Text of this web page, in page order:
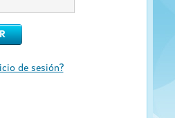
de sesión?